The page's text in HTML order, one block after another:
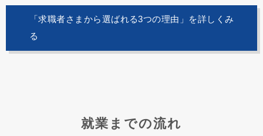
「求職者さまから選ばれる3つの理由」を詳しくみ
る
就業までの流れ